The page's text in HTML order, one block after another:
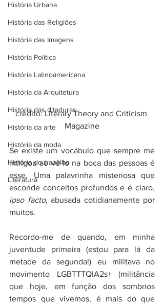
História Urbana
História das Religiões
História das Imagens
História Política
História Latinoamericana
História da Arquitetura
História das ditaduras
História da arte
História da moda
História do trabalho
Literatura
crédito: Literary Theory and Criticism
Magazine
Se existe um vocábulo que sempre me
intrigou ao vê-lo na boca das pessoas é
esse. Uma palavrinha misteriosa que
ipso facto, abusada cotidianamente por
muitos.
Recordo-me de quando, em minha
juventude primeira (estou para lá da
metade da segunda!) eu militava no
movimento LGBTTTQIA2s+ (militância
que hoje, em função dos sombrios
tempos que vivemos, é mais do que